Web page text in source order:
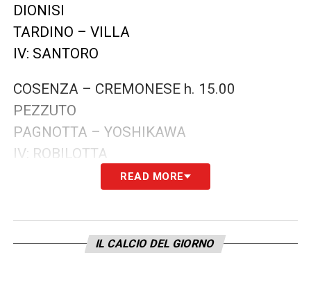
DIONISI
TARDINO – VILLA
IV: SANTORO
COSENZA – CREMONESE h. 15.00
PEZZUTO
PAGNOTTA – YOSHIKAWA
IV: ROBILOTTA
EMPOLI – CHIEVO h. 15.00
GIALLATINI – PRETI
READ MORE
IL CALCIO DEL GIORNO